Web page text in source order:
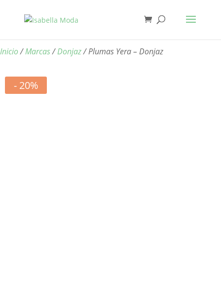
Inicio/Marcas/Donjaz/ Plumas Yera – Donjaz
- 20%